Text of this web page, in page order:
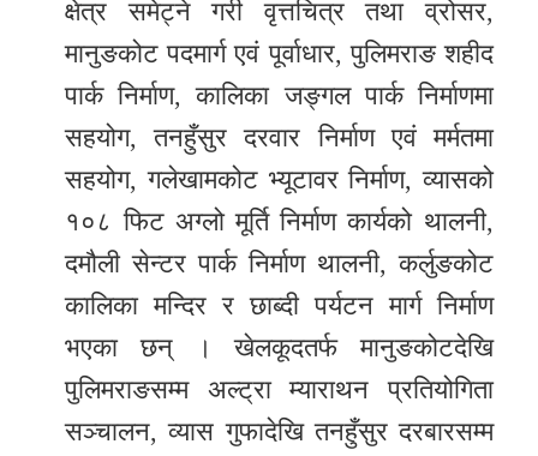
क्षेत्र समेट्ने गरी वृत्तचित्र तथा व्रोसर,
मानुङकोट पदमार्ग एवं पूर्वाधार, पुलिमराङ शहीद
पार्क निर्माण, कालिका जङ्गल पार्क निर्माणमा
सहयोग, तनहुँसुर दरवार निर्माण एवं मर्मतमा
सहयोग, गलेखामकोट भ्यूटावर निर्माण, व्यासको
१०८ फिट अग्लो मूर्ति निर्माण कार्यको थालनी,
दमौली सेन्टर पार्क निर्माण थालनी, कर्लुङकोट
कालिका मन्दिर र छाब्दी पर्यटन मार्ग निर्माण
भएका छन् । खेलकूदतर्फ मानुङकोटदेखि
पुलिमराङसम्म अल्ट्रा म्याराथन प्रतियोगिता
सञ्चालन, व्यास गुफादेखि तनहुँसुर दरबारसम्म